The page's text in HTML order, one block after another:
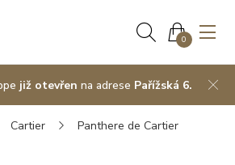
0
již otevřen na adrese Pařížská 6.
Cartier Panthere de Cartier